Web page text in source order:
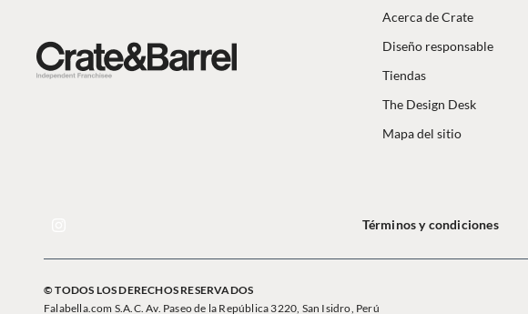
Acerca de Crate
Diseño responsable
Tiendas
The Design Desk
Mapa del sitio
Términos y condiciones
© TODOS LOS DERECHOS RESERVADOS
Falabella.com S.A.C. Av. Paseo de la República 3220, San Isidro, Perú